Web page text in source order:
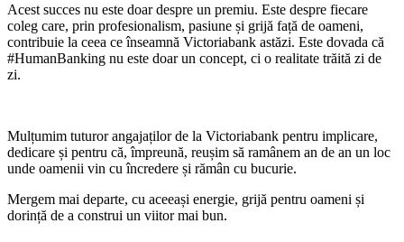
Acest succes nu este doar despre un premiu. Este despre fiecare
coleg care, prin profesionalism, pasiune și grijă față de oameni,
contribuie la ceea ce înseamnă Victoriabank astăzi. Este dovada că
#HumanBanking nu este doar un concept, ci o realitate trăită zi de
zi.
Mulțumim tuturor angajaților de la Victoriabank pentru implicare,
dedicare și pentru că, împreună, reușim să ramânem an de an un loc
unde oamenii vin cu încredere și rămân cu bucurie.
Mergem mai departe, cu aceeași energie, grijă pentru oameni și
dorință de a construi un viitor mai bun.